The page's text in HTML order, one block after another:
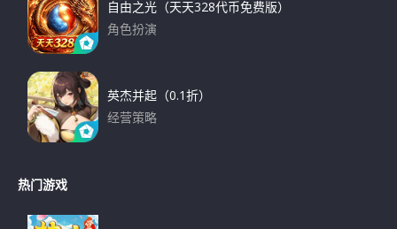
自由之光（天天328代币免费版）
角色扮演
英杰并起（0.1折）
经营策略
热门游戏